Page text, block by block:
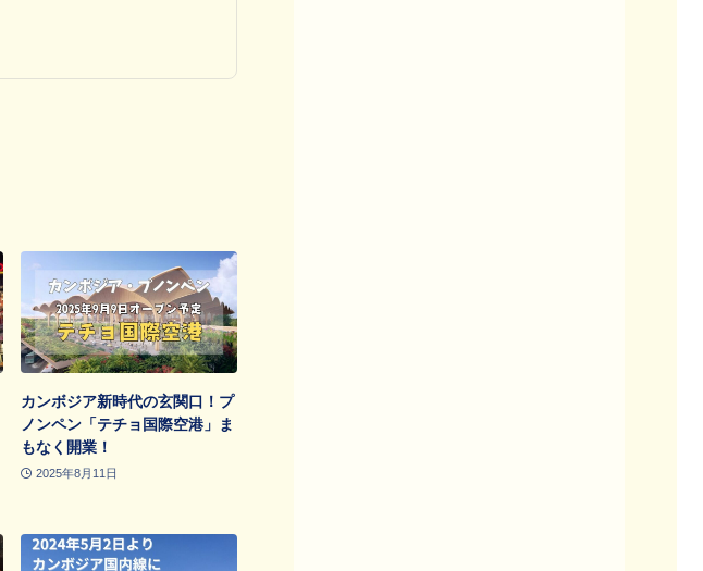
カンボジア新時代の玄関口！プ
ノンペン「テチョ国際空港」ま
もなく開業！
2025年8月11日